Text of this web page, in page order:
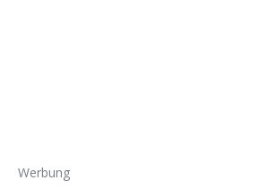
Werbung